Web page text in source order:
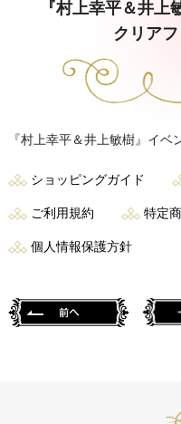
『村上幸平＆井上
クリアフ
『村上幸平＆井上敏樹』イベ
ショッピングガイド
ご利用規約 特定
個人情報保護方針